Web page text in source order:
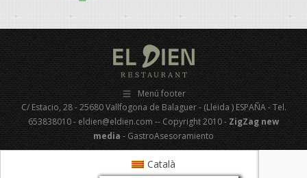
Menú footer
C/ Estacio, 28 - 25680 Vallfogona de Balaguer - (Lleida ) ESPAÑA - Tel.
653838010 - eldien@eldien.com -- Copyright 2010 -ZigZag new
media- GastroAsesoramiento
Català